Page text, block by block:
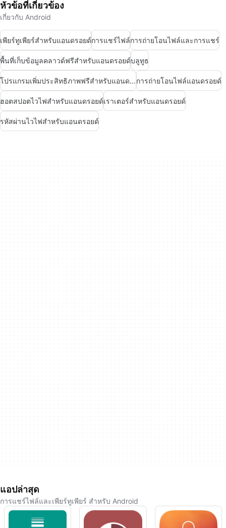
หัวข้อที่เกี่ยวข้อง
เกี่ยวกับ Android
เพียร์ทูเพียร์สำหรับแอนดรอยด์การแชร์ไฟล์การถ่ายโอนไฟล์และการแชร์
พื้นที่เก็บข้อมูลคลาวด์ฟรีสำหรับแอนดรอยด์บลูทูธ
โปรแกรมเพิ่มประสิทธิภาพฟรีสำหรับแอนดรอยด์การถ่ายโอนไฟล์แอนดรอยด์
ฮอตสปอตไวไฟสำหรับแอนดรอยด์เราเตอร์สำหรับแอนดรอยด์
รหัสผ่านไวไฟสำหรับแอนดรอยด์
แอปล่าสุด
การแชร์ไฟล์และเพียร์ทูเพียร์ สำหรับ Android